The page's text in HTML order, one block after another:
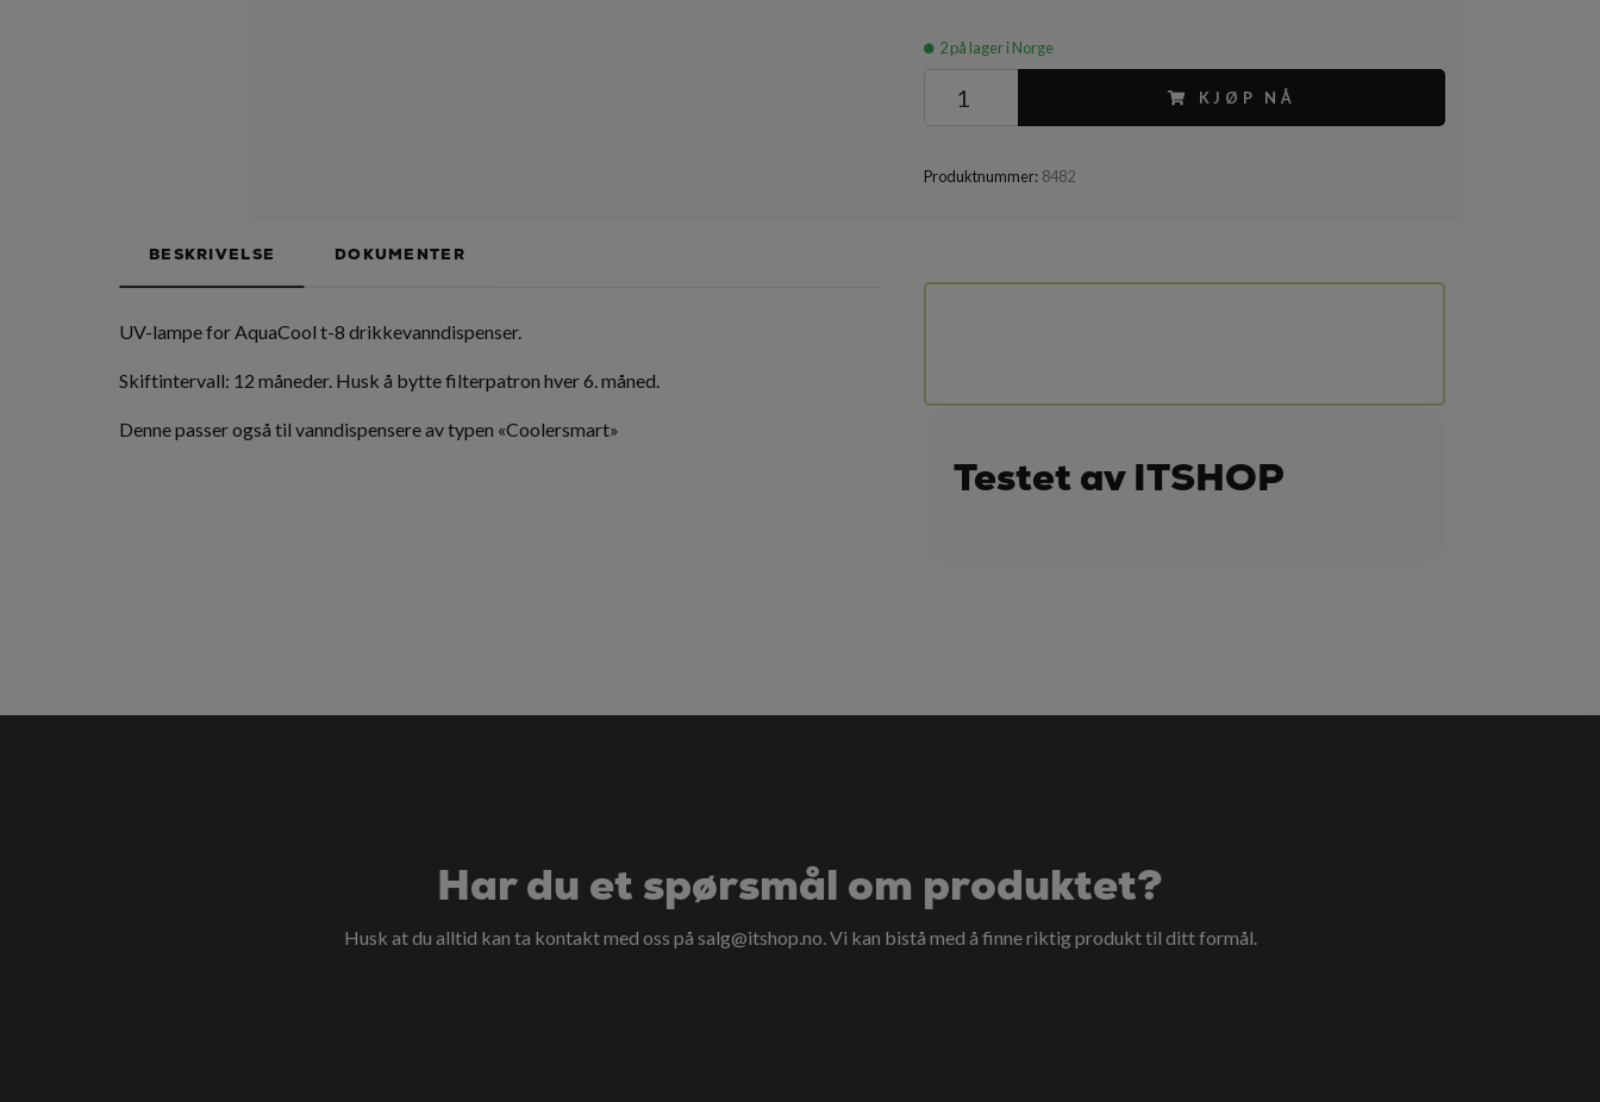
2på lager i Norge
KJØP NÅ
Produktnummer: 8482
BESKRIVELSE DOKUMENTER
UV-lampe for AquaCool t-8 drikkevanndispenser.
Skiftintervall: 12 måneder. Husk å bytte filterpatron hver 6. måned.
Denne passer også til vanndispensere av typen «Coolersmart»
Testet av ITSHOP
Har du et spørsmål om produktet?
Husk at du alltid kan ta kontakt med oss på salg@itshop.no. Vi kan bistå med å finne riktig produkt til ditt formål.